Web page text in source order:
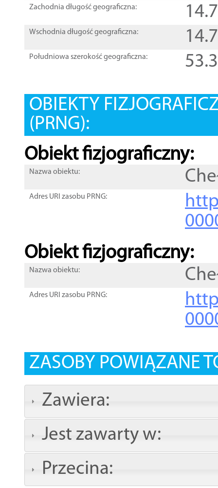
Zachodnia długość geograficzna:
Wschodnia długość geograficzna:
Południowa szerokość geograficzna:
OBIEKTY
(PRNG):
Obiekt fizjograficzny:
Nazwa obiektu:
Adres URI zasobu PRNG:
Obiekt fizjograficzny:
Nazwa obiektu:
Adres URI zasobu PRNG:
ZASOBY POWIĄZANE
Zawiera:
Jest zawarty w:
Przecina: